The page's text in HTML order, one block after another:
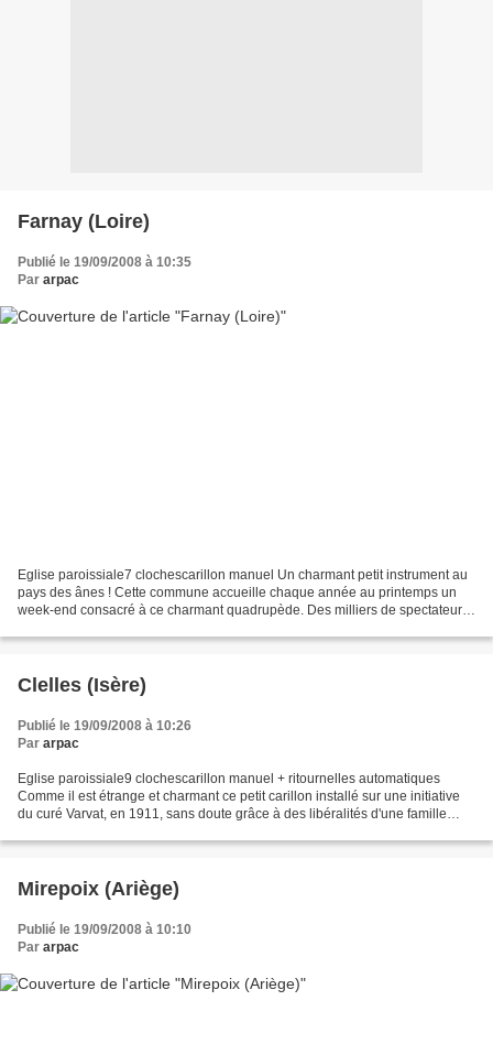
Farnay (Loire)
Publié le 19/09/2008 à 10:35
Par arpac
Eglise paroissiale7 clochescarillon manuel Un charmant petit instrument au
pays des ânes ! Cette commune accueille chaque année au printemps un
week-end consacré à ce charmant quadrupède. Des milliers de spectateurs
Clelles (Isère)
Publié le 19/09/2008 à 10:26
Par arpac
Eglise paroissiale9 clochescarillon manuel + ritournelles automatiques
Comme il est étrange et charmant ce petit carillon installé sur une initiative
du curé Varvat, en 1911, sans doute grâce à des libéralités d'une famille
Mirepoix (Ariège)
Publié le 19/09/2008 à 10:10
Par arpac